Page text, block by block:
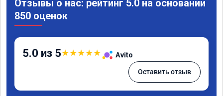
Отзывы о нас: рейтинг 5.0 на основании
850 оценок
5.0 из 5★★★★★ Avito
Оставить отзыв